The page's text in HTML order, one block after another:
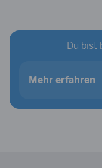
Du bist
Mehr erfahren